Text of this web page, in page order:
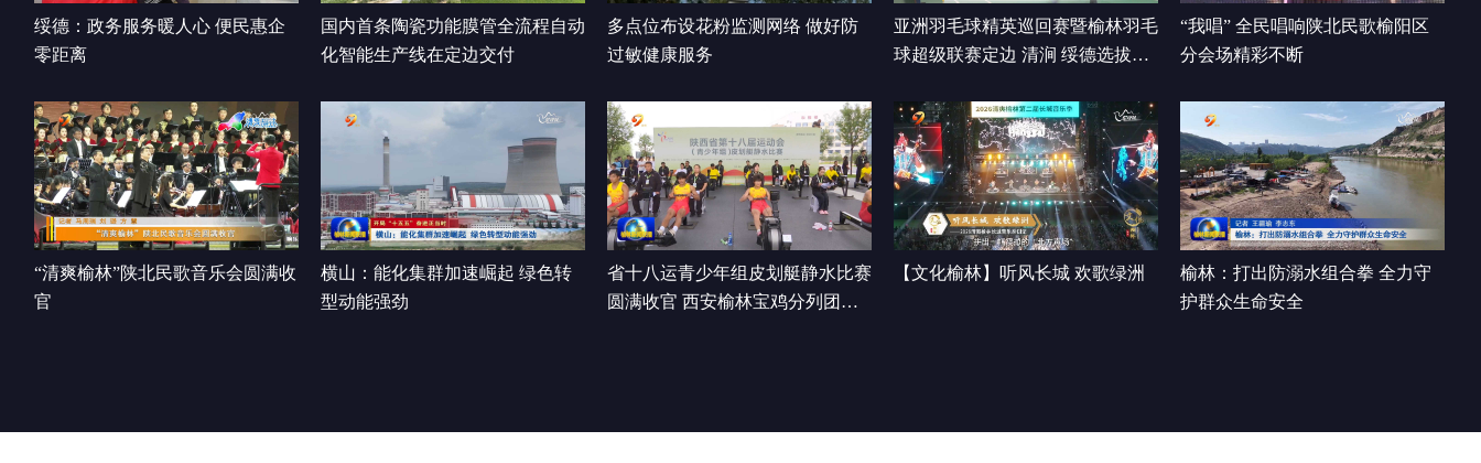
绥德：政务服务暖人心 便民惠企
零距离
国内首条陶瓷功能膜管全流程自动
化智能生产线在定边交付
多点位布设花粉监测网络 做好防
过敏健康服务
亚洲羽毛球精英巡回赛暨榆林羽毛
球超级联赛定边 清涧 绥德选拔赛
“我唱” 全民唱响陕北民歌榆阳区
分会场精彩不断
“清爽榆林”陕北民歌音乐会圆满收
官
横山：能化集群加速崛起 绿色转
型动能强劲
省十八运青少年组皮划艇静水比赛
圆满收官 西安榆林宝鸡分列团体
【文化榆林】听风长城 欢歌绿洲
榆林：打出防溺水组合拳 全力守
护群众生命安全